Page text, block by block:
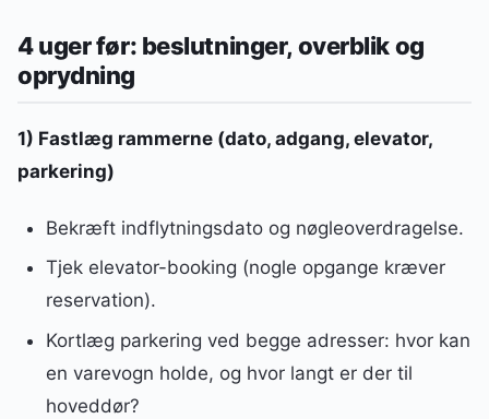
4 uger før: beslutninger, overblik og
oprydning
1) Fastlæg rammerne (dato, adgang, elevator,
parkering)
Bekræft indflytningsdato og nøgleoverdragelse.
Tjek elevator-booking (nogle opgange kræver
reservation).
Kortlæg parkering ved begge adresser: hvor kan
en varevogn holde, og hvor langt er der til
hoveddør?